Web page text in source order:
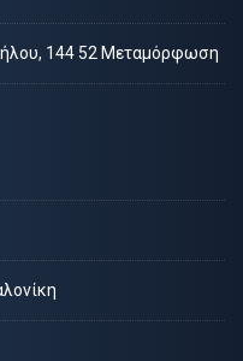
144 52 Μεταμόρφωση